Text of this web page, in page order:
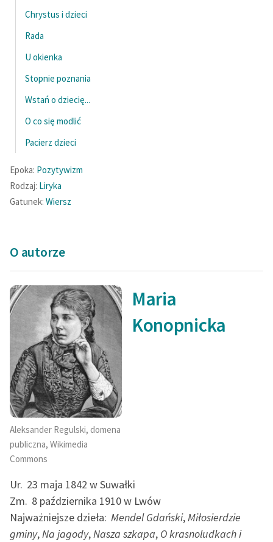
Chrystus i dzieci
Rada
U okienka
Stopnie poznania
Wstań o dziecię...
O co się modlić
Pacierz dzieci
Epoka: Pozytywizm
Rodzaj: Liryka
Gatunek: Wiersz
O autorze
Aleksander Regulski, domena
publiczna, Wikimedia
Commons
Maria
Konopnicka
Ur. 23 maja 1842 w Suwałki
Zm. 8 października 1910 w Lwów
Najważniejsze dzieła: Mendel Gdański,Miłosierdzie
gminy,Na jagody,Nasza szkapa, O krasnoludkach i